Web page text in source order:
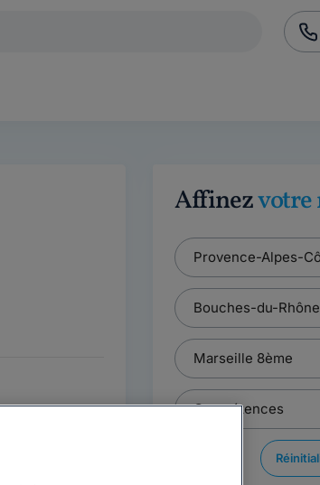
sont
vous en
pour
Affinezvotre